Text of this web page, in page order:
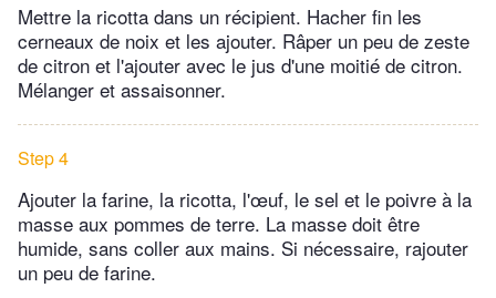
Mettre la ricotta dans un récipient. Hacher fin les
cerneaux de noix et les ajouter. Râper un peu de zeste
de citron et l'ajouter avec le jus d'une moitié de citron.
Mélanger et assaisonner.
Step 4
Ajouter la farine, la ricotta, l'œuf, le sel et le poivre à la
masse aux pommes de terre. La masse doit être
humide, sans coller aux mains. Si nécessaire, rajouter
un peu de farine.